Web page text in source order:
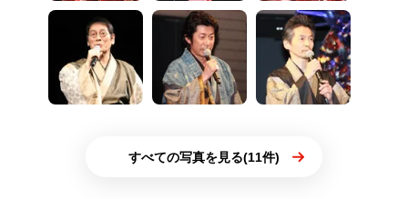
すべての写真を見る(11件)